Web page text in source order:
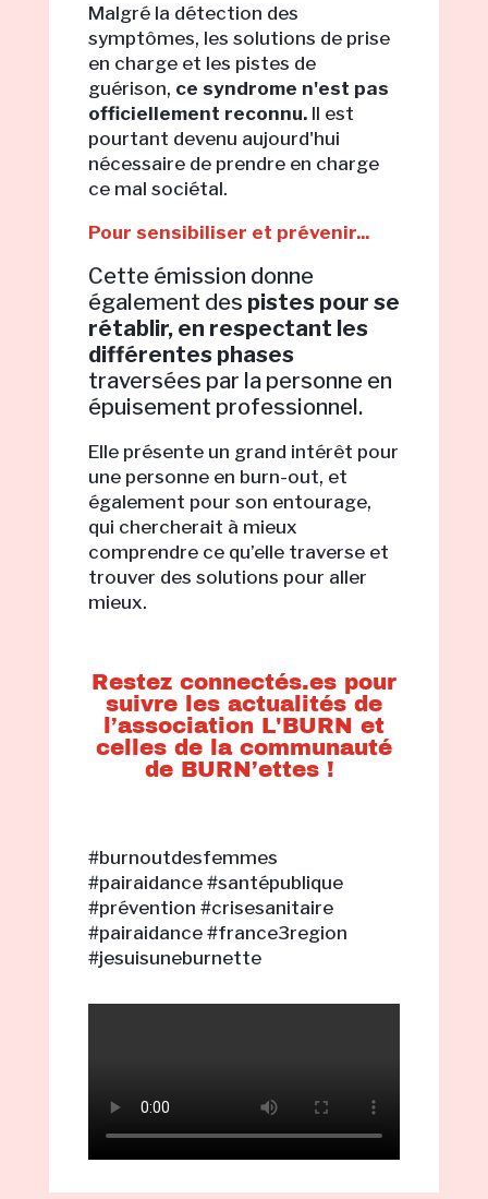
Malgré la détection des
symptômes, les solutions de prise
en charge et les pistes de
guérison, ce syndrome n'est pas
officiellement reconnu. Il est
pourtant devenu aujourd'hui
nécessaire de prendre en charge
ce mal sociétal.
Pour sensibiliser et prévenir...
Cette émission donne
également des pistes pour se
rétablir, en respectant les
différentes phases
traversées par la personne en
épuisement professionnel.
Elle présente un grand intérêt pour
une personne en burn-out, et
également pour son entourage,
qui chercherait à mieux
comprendre ce qu’elle traverse et
trouver des solutions pour aller
mieux.
Restez connectés.es pour
suivre les actualités de
l’association L'BURN et
celles de la communauté
de BURN’ettes !
#burnoutdesfemmes
#pairaidance #santépublique
#prévention #crisesanitaire
#pairaidance #france3region
#jesuisuneburnette